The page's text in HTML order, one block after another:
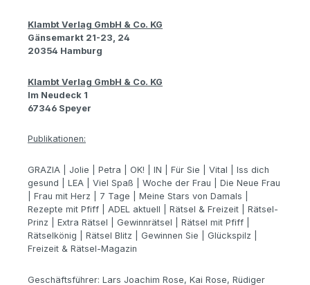
Klambt Verlag GmbH & Co. KG
Gänsemarkt 21-23, 24
20354 Hamburg
Klambt Verlag GmbH & Co. KG
Im Neudeck 1
67346 Speyer
Publikationen:
GRAZIA | Jolie | Petra | OK! | IN | Für Sie | Vital | Iss dich
gesund | LEA | Viel Spaß | Woche der Frau | Die Neue Frau
| Frau mit Herz | 7 Tage | Meine Stars von Damals |
Rezepte mit Pfiff | ADEL aktuell | Rätsel & Freizeit | Rätsel-
Prinz | Extra Rätsel | Gewinnrätsel | Rätsel mit Pfiff |
Rätselkönig | Rätsel Blitz | Gewinnen Sie | Glückspilz |
Freizeit & Rätsel-Magazin
Geschäftsführer: Lars Joachim Rose, Kai Rose, Rüdiger